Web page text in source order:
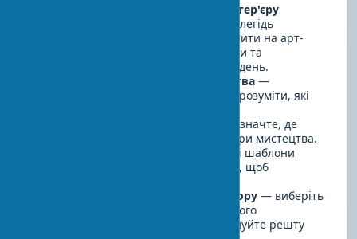
Визначте бюджет для декору інтер'єру
— заздалегідь
вирішіть, скільки ви готові витратити на арт-
об'єкти. Пам'ятайте, що якісні рами та
освітлення також вимагають вкладень.
Вивчіть каталог творів мистецтва —
перегляньте різні джерела, щоб зрозуміти, які
— визначте, де
саме будуть розташовуватися твори мистецтва.
Можна використовувати паперові шаблони
розміром з передбачувані роботи, щоб
Почніть з одного ключового твору — виберіть
одну центральну роботу для кожного
приміщення і вже навколо неї будуйте решту